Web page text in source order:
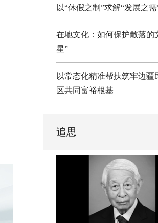
以“休假之制”求解“发展之需
在地文化：如何保护散落的
星”
以常态化精准帮扶筑牢边疆
区共同富裕根基
追思